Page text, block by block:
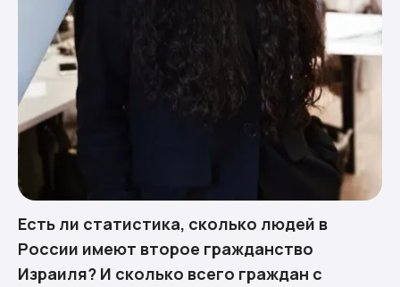
Есть ли статистика, сколько людей в
России имеют второе гражданство
Израиля? И сколько всего граждан с